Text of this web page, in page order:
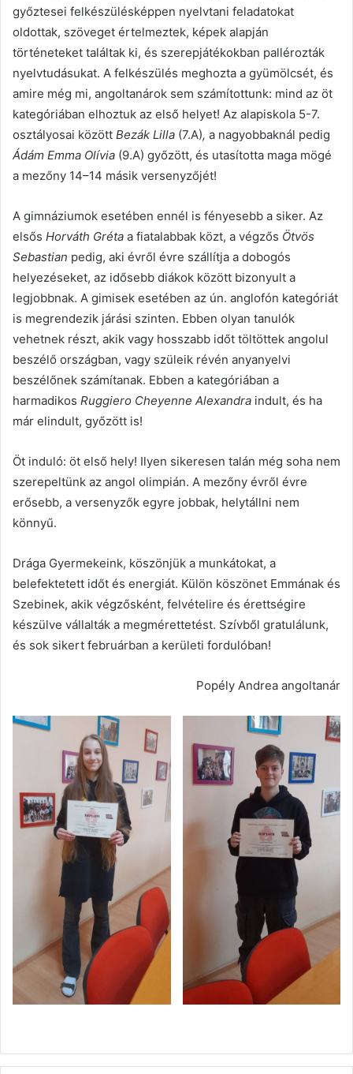
győztesei felkészülésképpen nyelvtani feladatokat
oldottak, szöveget értelmeztek, képek alapján
történeteket találtak ki, és szerepjátékokban pallérozták
nyelvtudásukat. A felkészülés meghozta a gyümölcsét, és
amire még mi, angoltanárok sem számítottunk: mind az öt
kategóriában elhoztuk az első helyet! Az alapiskola 5-7.
osztályosai között Bezák Lilla (7.A), a nagyobbaknál pedig
Ádám Emma Olívia (9.A) győzött, és utasította maga mögé
a mezőny 14–14 másik versenyzőjét!
A gimnáziumok esetében ennél is fényesebb a siker. Az
elsős Horváth Gréta a fiatalabbak közt, a végzős Ötvös
Sebastian pedig, aki évről évre szállítja a dobogós
helyezéseket, az idősebb diákok között bizonyult a
legjobbnak. A gimisek esetében az ún. anglofón kategóriát
is megrendezik járási szinten. Ebben olyan tanulók
vehetnek részt, akik vagy hosszabb időt töltöttek angolul
beszélő országban, vagy szüleik révén anyanyelvi
beszélőnek számítanak. Ebben a kategóriában a
harmadikos Ruggiero Cheyenne Alexandra indult, és ha
már elindult, győzött is!
Öt induló: öt első hely! Ilyen sikeresen talán még soha nem
szerepeltünk az angol olimpián. A mezőny évről évre
erősebb, a versenyzők egyre jobbak, helytállni nem
könnyű.
Drága Gyermekeink, köszönjük a munkátokat, a
belefektetett időt és energiát. Külön köszönet Emmának és
Szebinek, akik végzősként, felvételire és érettségire
készülve vállalták a megmérettetést. Szívből gratulálunk,
és sok sikert februárban a kerületi fordulóban!
Popély Andrea angoltanár